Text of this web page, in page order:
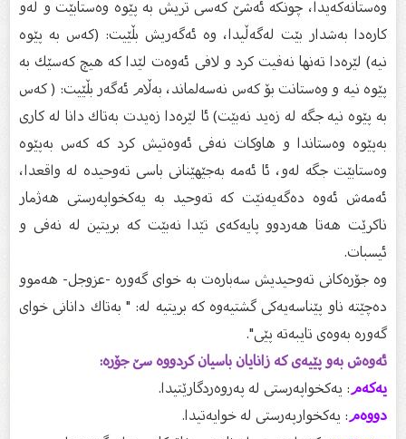
وەستانەكەیدا، چونكە ئەشێ كەسی تریش بە پێوە وەستابێت و لەو
كارەدا بەشدار بێت لەگەڵیدا، وە ئەگەریش بڵێیت: (كەس بە پێوە
نیە) لێرەدا تەنها نەفیت كرد و لافى ئەوەت لێدا كە هیچ كەسێك بە
پێوە نیە و وەستانت بۆ كەس نەسەلماند، بەڵام ئەگەر بڵێیت: ( كەس
بە پێوە نیە جگە لە زەید نەبێت) ئا لێرەدا زەیدت بەتاك دانا لە كارى
بەپێوە وەستاندا و هاوكات نەفی ئەوەتیش كرد كە كەس بەپێوە
وەستابێت جگە لەو، ئا ئەمە بەجێهێنانى باسی تەوحیدە لە واقعدا،
ئەمەش ئەوە دەگەیەنێت كە تەوحید بە یەكخواپەرستى هەژمار
ناكرێت هەتا هەردوو پایەكەى تێدا نەبێت كە بریتین لە نەفی و
ئیسبات.
وە جۆرەكانى تەوحیدیش سەبارەت بە خواى گەورە -عزوجل- هەموو
دەچێتە ناو پێناسەیەكى گشتیەوە كە بریتیە لە: " بەتاك دانانى خواى
گەورە بەوەى تایبەتە پێى".
ئەوەش بەو پێیەى كە زانایان باسیان كردووە سێ جۆرە:
یەكەم: یەكخواپەرستى لە پەروەردگارێتیدا.
دووەم: یەكخوارپەرستى لە خوایەتیدا.